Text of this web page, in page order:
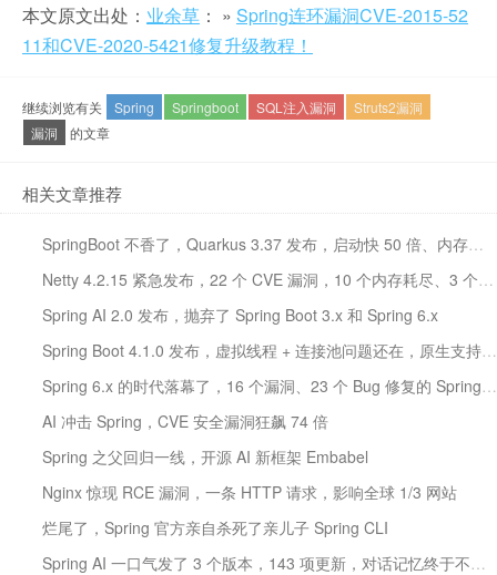
本文原文出处： 业余草 ： » Spring连环漏洞CVE-2015-52
11和CVE-2020-5421修复升级教程！
继续浏览有关 Spring Springboot SQL注入漏洞
Struts2漏洞
漏洞
的文章
相关文章推荐
SpringBoot 不香了，Quarkus 3.37 发布，启动快 50 倍、内存省 70%
Netty 4.2.15 紧急发布，22 个 CVE 漏洞，10 个内存耗尽、3 个 DNS 投毒
Spring AI 2.0 发布，抛弃了 Spring Boot 3.x 和 Spring 6.x
Spring Boot 4.1.0 发布，虚拟线程 + 连接池问题还在，原生支持 gRPC + SSRF
Spring 6.x 的时代落幕了，16 个漏洞、23 个 Bug 修复的 Spring 7.0.8 发布了
AI 冲击 Spring，CVE 安全漏洞狂飙 74 倍
Spring 之父回归一线，开源 AI 新框架 Embabel
Nginx 惊现 RCE 漏洞，一条 HTTP 请求，影响全球 1/3 网站
烂尾了，Spring 官方亲自杀死了亲儿子 Spring CLI
Spring AI 一口气发了 3 个版本，143 项更新，对话记忆终于不串号了，还修了 3 个 CVE 漏洞